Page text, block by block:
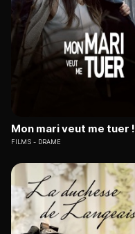
Mon mari veut me tuer !
FILMS DRAME